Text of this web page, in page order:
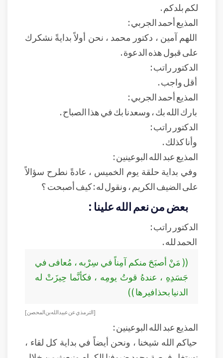
لكم بلدكم .
المذيع أحمد الجربي :
اللهم آمين ، دكتور محمد ، نحن أولاً بدايةً نشكرك
على قبول هذه الدعوة .
الدكتور راتب :
أقل واجب .
المذيع أحمد الجربي :
بارك الله بك ، وسعدنا بك في هذا الصباح .
الدكتور راتب :
وأنا كذلك .
المذيع عبد الله البوعينين :
وفي بداية حلقة يوم الخميس ، عادةً نطرح سؤالاً
على الضيف الكريم ، ونقول له : كيف أصبحت ؟
بعض من نعم الله علينا :
الدكتور راتب :
الحمد لله .
(( مَنْ أصبَحَ منكم آمِناً في سِرْبه ، مُعافى في
جَسَدِهِ ، عندهُ قوتُ يومِه ، فكأنَّما حِيزَتْ له
الدنيا بحذافيرها ))
[ الترمذي عن عبيد الله بن المحصن ]
المذيع عبد الله البوعينين :
حياكم الله شيخنا ، ونحن أيضاً في بداية كل لقاء ،